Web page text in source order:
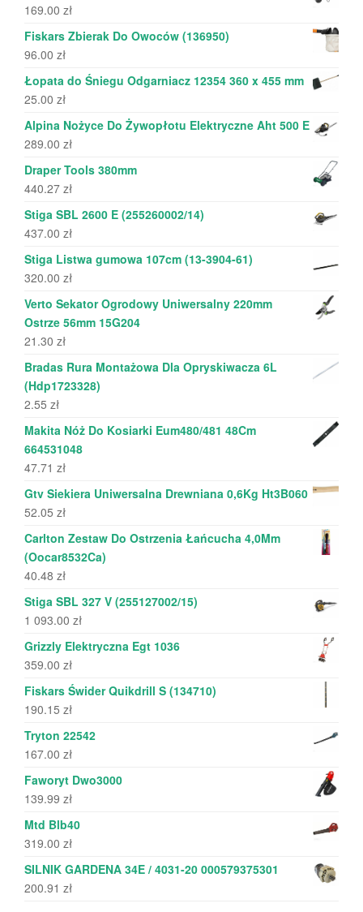
169.00 zł
Fiskars Zbierak Do Owoców (136950)
96.00 zł
Łopata do Śniegu Odgarniacz 12354 360 x 455 mm
25.00 zł
Alpina Nożyce Do Żywopłotu Elektryczne Aht 500 E
289.00 zł
Draper Tools 380mm
440.27 zł
Stiga SBL 2600 E (255260002/14)
437.00 zł
Stiga Listwa gumowa 107cm (13-3904-61)
320.00 zł
Verto Sekator Ogrodowy Uniwersalny 220mm
Ostrze 56mm 15G204
21.30 zł
Bradas Rura Montażowa Dla Opryskiwacza 6L
(Hdp1723328)
2.55 zł
Makita Nóż Do Kosiarki Eum480/481 48Cm
664531048
47.71 zł
Gtv Siekiera Uniwersalna Drewniana 0,6Kg Ht3B060
52.05 zł
Carlton Zestaw Do Ostrzenia Łańcucha 4,0Mm
(Oocar8532Ca)
40.48 zł
Stiga SBL 327 V (255127002/15)
1 093.00 zł
Grizzly Elektryczna Egt 1036
359.00 zł
Fiskars Świder Quikdrill S (134710)
190.15 zł
Tryton 22542
167.00 zł
Faworyt Dwo3000
139.99 zł
Mtd Blb40
319.00 zł
SILNIK GARDENA 34E / 4031-20 000579375301
200.91 zł